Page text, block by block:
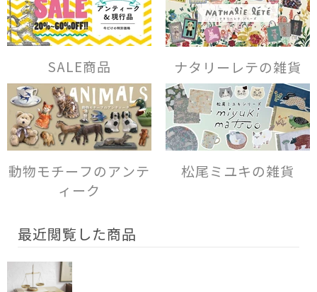
SALE商品 ナタリーレテの雑貨
動物モチーフのアンテ
ィーク
松尾ミユキの雑貨
最近閲覧した商品